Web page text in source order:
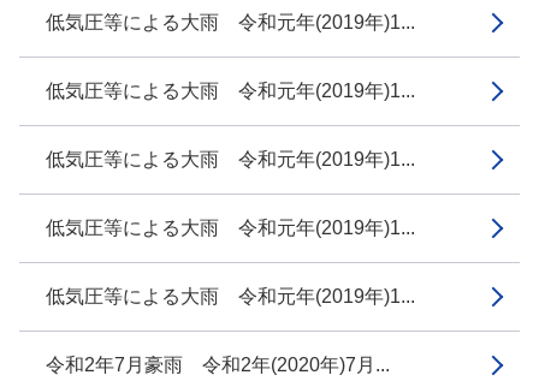
低気圧等による大雨 令和元年(2019年)1...
低気圧等による大雨 令和元年(2019年)1...
低気圧等による大雨 令和元年(2019年)1...
低気圧等による大雨 令和元年(2019年)1...
低気圧等による大雨 令和元年(2019年)1...
令和2年7月豪雨 令和2年(2020年)7月...